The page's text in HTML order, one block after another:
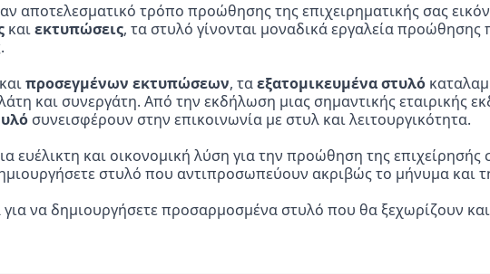
αποτελεσματικό τρόπο προώθησης της επιχειρηματικής σας
και εκτυπώσεις, τα στυλό γίνονται μοναδικά εργαλεία
προσεγμένων εκτυπώσεων, τα εξατομικευμένα στυλό
και συνεργάτη. Από την εκδήλωση μιας σημαντικής εταιρικής
συνεισφέρουν στην επικοινωνία με στυλ και λειτουργικότητα.
ευέλικτη και οικονομική λύση για την προώθηση της
στυλό που αντιπροσωπεύουν ακριβώς το μήνυμα και
να δημιουργήσετε προσαρμοσμένα στυλό που θα ξεχωρίζουν